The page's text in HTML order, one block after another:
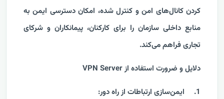
کردن کانال‌های امن و کنترل شده، امکان دسترسی ایمن به
منابع داخلی سازمان را برای کارکنان، پیمانکاران و شرکای
تجاری فراهم می‌کند.
دلایل و ضرورت استفاده از VPN Server
1. ایمن‌سازی ارتباطات از راه دور: